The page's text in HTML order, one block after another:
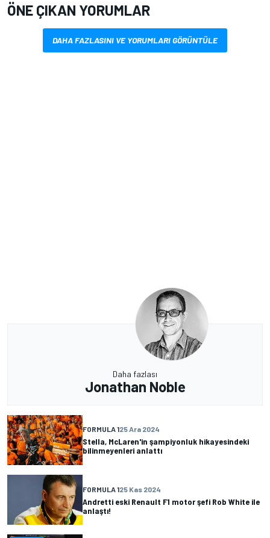
ÖNE ÇIKAN YORUMLAR
DAHA FAZLASINI VE YORUMLARI GÖRÜNTÜLE
Daha fazlası
Jonathan Noble
FORMULA 125 Ara 2024
Stella, McLaren'in şampiyonluk hikayesindeki
bilinmeyenleri anlattı
FORMULA 125 Kas 2024
Andretti eski Renault F1 motor şefi Rob White ile
anlaştı!